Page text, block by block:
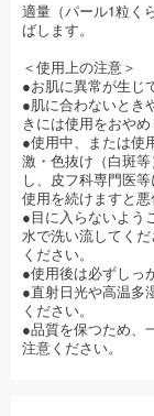
適量（パール1粒く
ばします。
＜使用上の注意＞
●お肌に異常が生じ
●肌に合わないとき
きには使用をおやめ
●使用中、または使
激・色抜け（白斑
し、皮フ科専門医
使用を続けますと悪
●目に入らないよう
水で洗い流してく
ください。
●使用後は必ずしっ
●直射日光や高温多
ください。
●品質を保つため、
注意ください。